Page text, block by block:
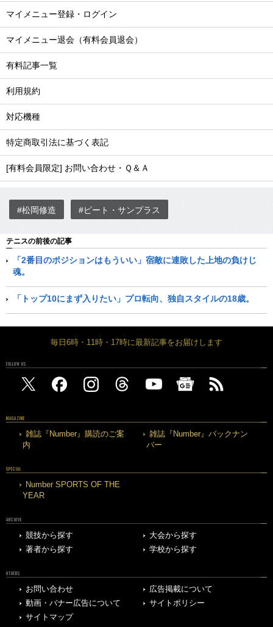
マイメニュー登録・ログイン
マイメニュー退会（有料会員退会）
有料記事一覧
利用規約
対応機種
特定商取引法に基づく表記
[有料会員限定] お問い合わせ・Ｑ＆Ａ
#松岡修造 #ピート・サンプラス
テニスの前後の記事
「2番目のポジションはもういい」宿敵に連敗した上地の負けじ
魂。
「トップ10にまず入りたい」プロ転向、独自スタイルの18歳。
毎日6時・11時・17時に最新記事をお届けします
FOLLOW US
MAGAZINE
雑誌『Number』購読のご案
内
雑誌『Number』バックナン
バー
SPECIAL
Number SPORTS OF THE
YEAR
ARCHIVE
競技から探す
大会から探す
著者から探す
学校から探す
OTHERS
お問い合わせ
広告掲載について
動画・バナー広告について
サイトポリシー
サイトマップ